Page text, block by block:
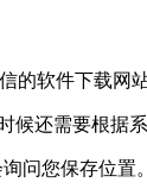
软件下载网
候还需要根据
问您保存位置。